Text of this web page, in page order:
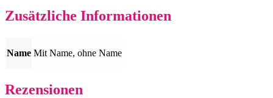
Zusätzliche Informationen
Name Mit Name, ohne Name
Rezensionen